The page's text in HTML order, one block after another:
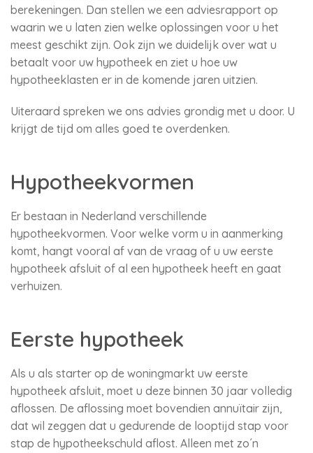
berekeningen. Dan stellen we een adviesrapport op
waarin we u laten zien welke oplossingen voor u het
meest geschikt zijn. Ook zijn we duidelijk over wat u
betaalt voor uw hypotheek en ziet u hoe uw
hypotheeklasten er in de komende jaren uitzien.
Uiteraard spreken we ons advies grondig met u door. U
krijgt de tijd om alles goed te overdenken.
Hypotheekvormen
Er bestaan in Nederland verschillende
hypotheekvormen. Voor welke vorm u in aanmerking
komt, hangt vooral af van de vraag of u uw eerste
hypotheek afsluit of al een hypotheek heeft en gaat
verhuizen.
Eerste hypotheek
Als u als starter op de woningmarkt uw eerste
hypotheek afsluit, moet u deze binnen 30 jaar volledig
aflossen. De aflossing moet bovendien annuïtair zijn,
dat wil zeggen dat u gedurende de looptijd stap voor
stap de hypotheekschuld aflost. Alleen met zo´n